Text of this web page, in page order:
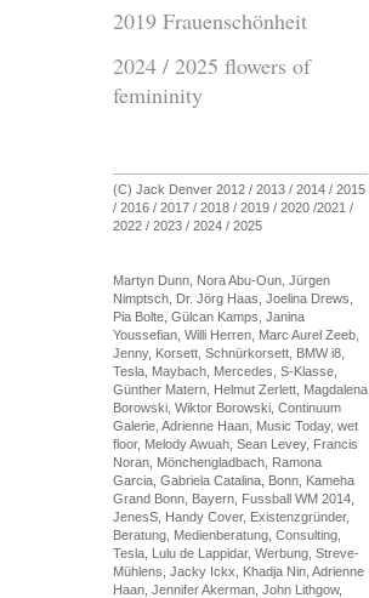
2019 Frauenschönheit
2024 / 2025 flowers of
femininity
(C) Jack Denver 2012 / 2013 / 2014 / 2015
/ 2016 / 2017 / 2018 / 2019 / 2020 /2021 /
2022 / 2023 / 2024 / 2025
Martyn Dunn, Nora Abu-Oun, Jürgen
Nimptsch, Dr. Jörg Haas, Joelina Drews,
Pia Bolte, Gülcan Kamps, Janina
Youssefian, Willi Herren, Marc Aurel Zeeb,
Jenny, Korsett, Schnürkorsett, BMW i8,
Tesla, Maybach, Mercedes, S-Klasse,
Günther Matern, Helmut Zerlett, Magdalena
Borowski, Wiktor Borowski, Continuum
Galerie, Adrienne Haan, Music Today, wet
floor, Melody Awuah, Sean Levey, Francis
Noran, Mönchengladbach, Ramona
Garcia, Gabriela Catalina, Bonn, Kameha
Grand Bonn, Bayern, Fussball WM 2014,
JenesS, Handy Cover, Existenzgründer,
Beratung, Medienberatung, Consulting,
Tesla, Lulu de Lappidar, Werbung, Streve-
Mühlens, Jacky Ickx, Khadja Nin, Adrienne
Haan, Jennifer Akerman, John Lithgow,